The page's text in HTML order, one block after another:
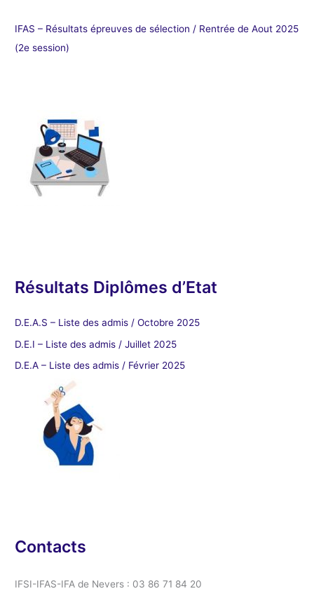
IFAS – Résultats épreuves de sélection / Rentrée de Aout 2025
(2e session)
Résultats Diplômes d’Etat
D.E.A.S – Liste des admis / Octobre 2025
D.E.I – Liste des admis / Juillet 2025
D.E.A – Liste des admis / Février 2025
Contacts
IFSI-IFAS-IFA de Nevers : 03 86 71 84 20